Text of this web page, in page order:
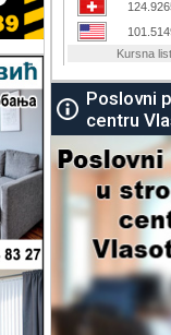
Poslovni
centru